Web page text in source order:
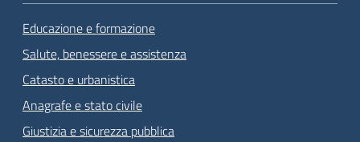
Educazione e formazione
Salute, benessere e assistenza
Catasto e urbanistica
Anagrafe e stato civile
Giustizia e sicurezza pubblica